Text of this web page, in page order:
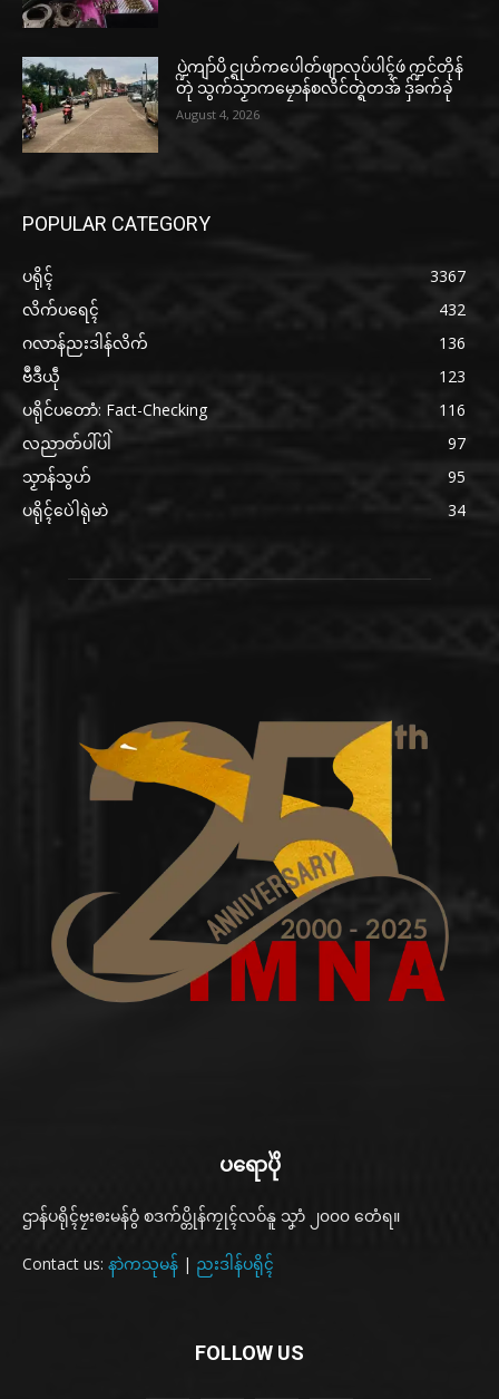
ပ္ဍဲကျာ်ပိ င္ရုဟ်ကပေါတ်ဖျာလုပ်ပါၚ်ဖဴ က္ဍင်တိုန်
တုဲ သွက်သၟာကမၠောန်စလိင်တ္ရဲတအ် ဒှ်ခက်ခုဲ
August 4, 2026
POPULAR CATEGORY
ပရိုၚ်
3367
လိက်ပရေၚ်
432
ဂလာန်ညးဒါန်လိက်
136
ဗဳဒဳယဵု
123
ပရိုင်ပတောံ: Fact-Checking
116
လညာတ်ပါ်ပါဲ
97
သၟာန်သွဟ်
95
ပရိုၚ်ပေဲါရုဲမာဲ
34
ပရောပိုဲ
ဌာန်ပရိုၚ်ဗၠးၜးမန်ဝွံ စဒက်ပ္တိုန်ကၠုၚ်လဝ်နူ သၞာံ ၂၀၀၀ တေံရ။
Contact us: နာဲကသုမန် | ညးဒါန်ပရိုၚ်
FOLLOW US